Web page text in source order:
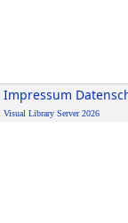
Impressum
Visual Library Server 2026